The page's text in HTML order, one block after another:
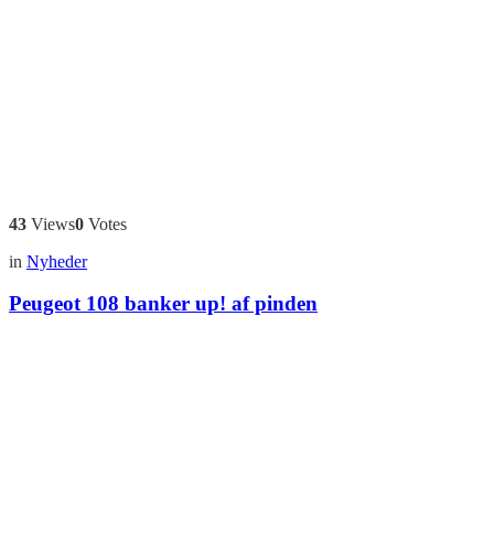
43 Views0 Votes
in Nyheder
Peugeot 108 banker up! af pinden